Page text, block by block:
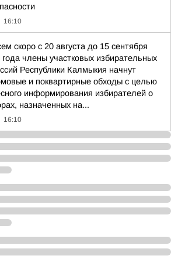
16:10
скоро с 20 августа до 15 сентября
года члены участковых избирательных
Республики Калмыкия начнут
и поквартирные обходы с целью
информирования избирателей о
назначенных на...
16:10